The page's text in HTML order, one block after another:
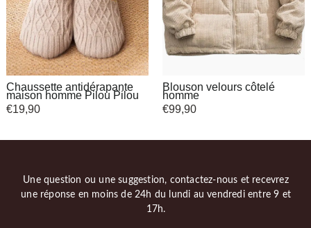
Chaussette antidérapante
maison homme Pilou Pilou
€19,90
Blouson velours côtelé
homme
€99,90
Une question ou une suggestion, contactez-nous et recevrez
une réponse en moins de 24h du lundi au vendredi entre 9 et
17h.